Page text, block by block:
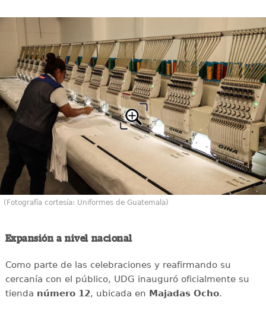
(Fotografía cortesía: Uniformes de Guatemala)
Expansión a nivel nacional
Como parte de las celebraciones y reafirmando su
cercanía con el público, UDG inauguró oficialmente su
tienda número 12, ubicada en Majadas Ocho.